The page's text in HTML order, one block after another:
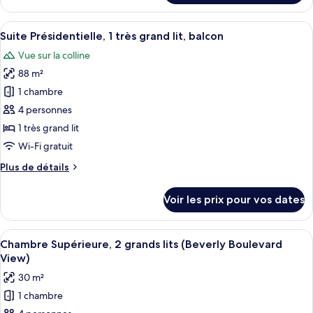
grand
lit,
accessible
aux
personnes
à
mobilité
réduite
le
type
de
Chambre,
très
grand
lit,
accessible
aux
personnes
mobilité
Afficher
toutes
les
photos
pour
ce
type
de
chambre :
Suite
très
grand
lit,
balcon
Literie de qualité supérieure,
4
Suite Présidentielle, 1 très grand lit, balcon
Vue sur la colline
88 m²
1 chambre
4 personnes
1 très grand lit
Wi-Fi gratuit
Plus de détails
Plus
le
type
de
chambre
Présidentielle,
très
Voir les prix pour vos dates
Afficher
toutes
les
photos
pour
Literie de qualité supérieure,
6
Chambre Supérieure, 2 grands lits (Beverly Boulevard
View)
30 m²
1 chambre